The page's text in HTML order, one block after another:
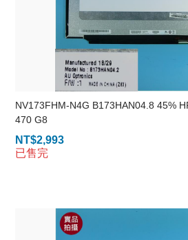
NV173FHM-N4G B173HAN04.8 45%
470 G8
NT$2,993
已售完